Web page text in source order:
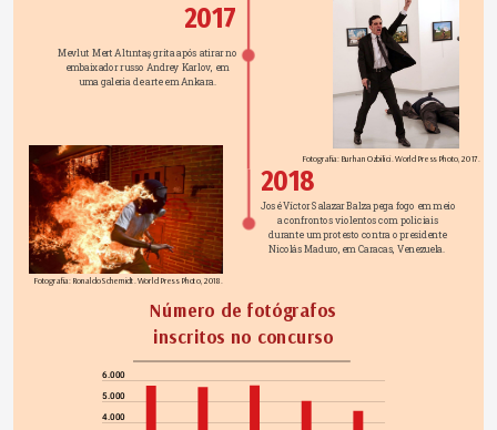
2017
Mevlut Mert Altıntaş grita após atirar no
embaixador russo Andrey Karlov, em
uma galeria de arte em Ankara.
Fotografia: Burhan Ozbilici. World Press Photo, 2017.
2018
José Víctor Salazar Balza pega fogo em meio
a confrontos violentos com policiais
durante um protesto contra o presidente
Nicolás Maduro, em Caracas, Venezuela.
Fotografia: Ronaldo Schemidt. World Press Photo, 2018.
Número de fotógrafos
inscritos no concurso
6.000
5.000
4.000